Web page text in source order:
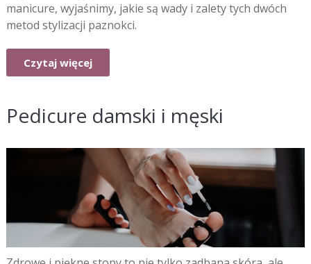
manicure, wyjaśnimy, jakie są wady i zalety tych dwóch
metod stylizacji paznokci.
Czytaj więcej
Pedicure damski i męski